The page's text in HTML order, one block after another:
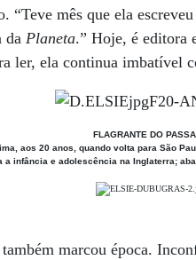
“Teve mês que ela
daPlaneta.” Hoje, é editora
ler, ela continua imbatível
FLAGRANTE DO
aos 20 anos, quando volta para São
a infância e adolescência na Inglaterra;
marcou época.